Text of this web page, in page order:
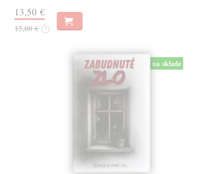
13,50 €
15,00 € ?
na sklade